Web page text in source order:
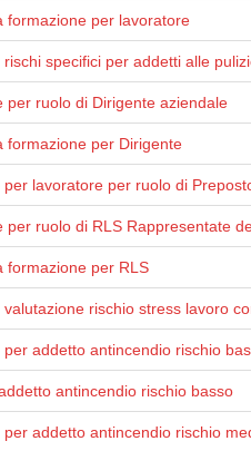
formazione per lavoratore
specifici per addetti alle
per ruolo di Dirigente aziendale
formazione per Dirigente
lavoratore per ruolo di
per ruolo di RLS Rappresentate
formazione per RLS
rischio stress lavoro
addetto antincendio rischio
antincendio rischio basso
addetto antincendio rischio